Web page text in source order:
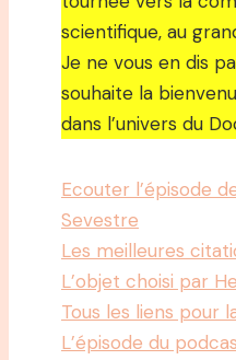
scientifique, au
Je ne vous en dis
souhaite la
dans l’univers du
Ecouter l’épisode
Sevestre
Les meilleures
L’objet choisi par
Tous les liens pour
L’épisode du